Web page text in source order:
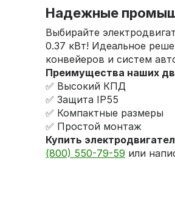
Надежные
Выбирайте
0.37 кВт! Идеальное
конвейеров и систем
Преимущества наших
✅ Высокий КПД
✅ Защита IP55
✅ Компактные размеры
✅ Простой монтаж
Купить
(800) 550-79-59 или